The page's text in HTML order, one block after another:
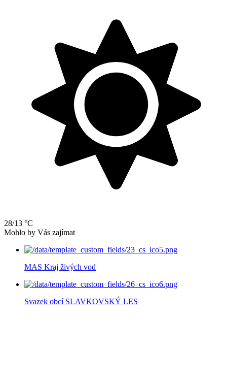
28/13 °C
Mohlo by Vás zajímat
MAS Kraj živých vod
Svazek obcí SLAVKOVSKÝ LES